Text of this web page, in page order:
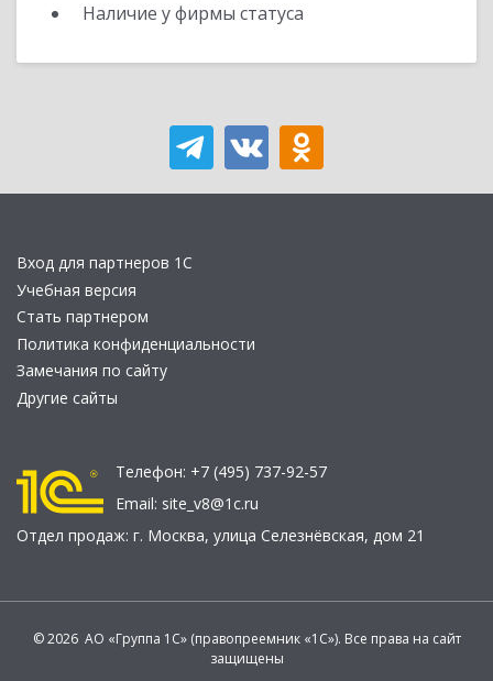
Наличие у фирмы статуса
Вход для партнеров 1С
Учебная версия
Стать партнером
Политика конфиденциальности
Замечания по сайту
Другие сайты
Телефон: +7 (495) 737-92-57
Email: site_v8@1c.ru
Отдел продаж: г. Москва, улица Селезнёвская, дом 21
© 2026 АО «Группа 1С» (правопреемник «1С»). Все права на сайт
защищены